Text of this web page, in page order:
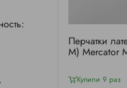
Перчатки
М) Mercator
Купили 9 раз